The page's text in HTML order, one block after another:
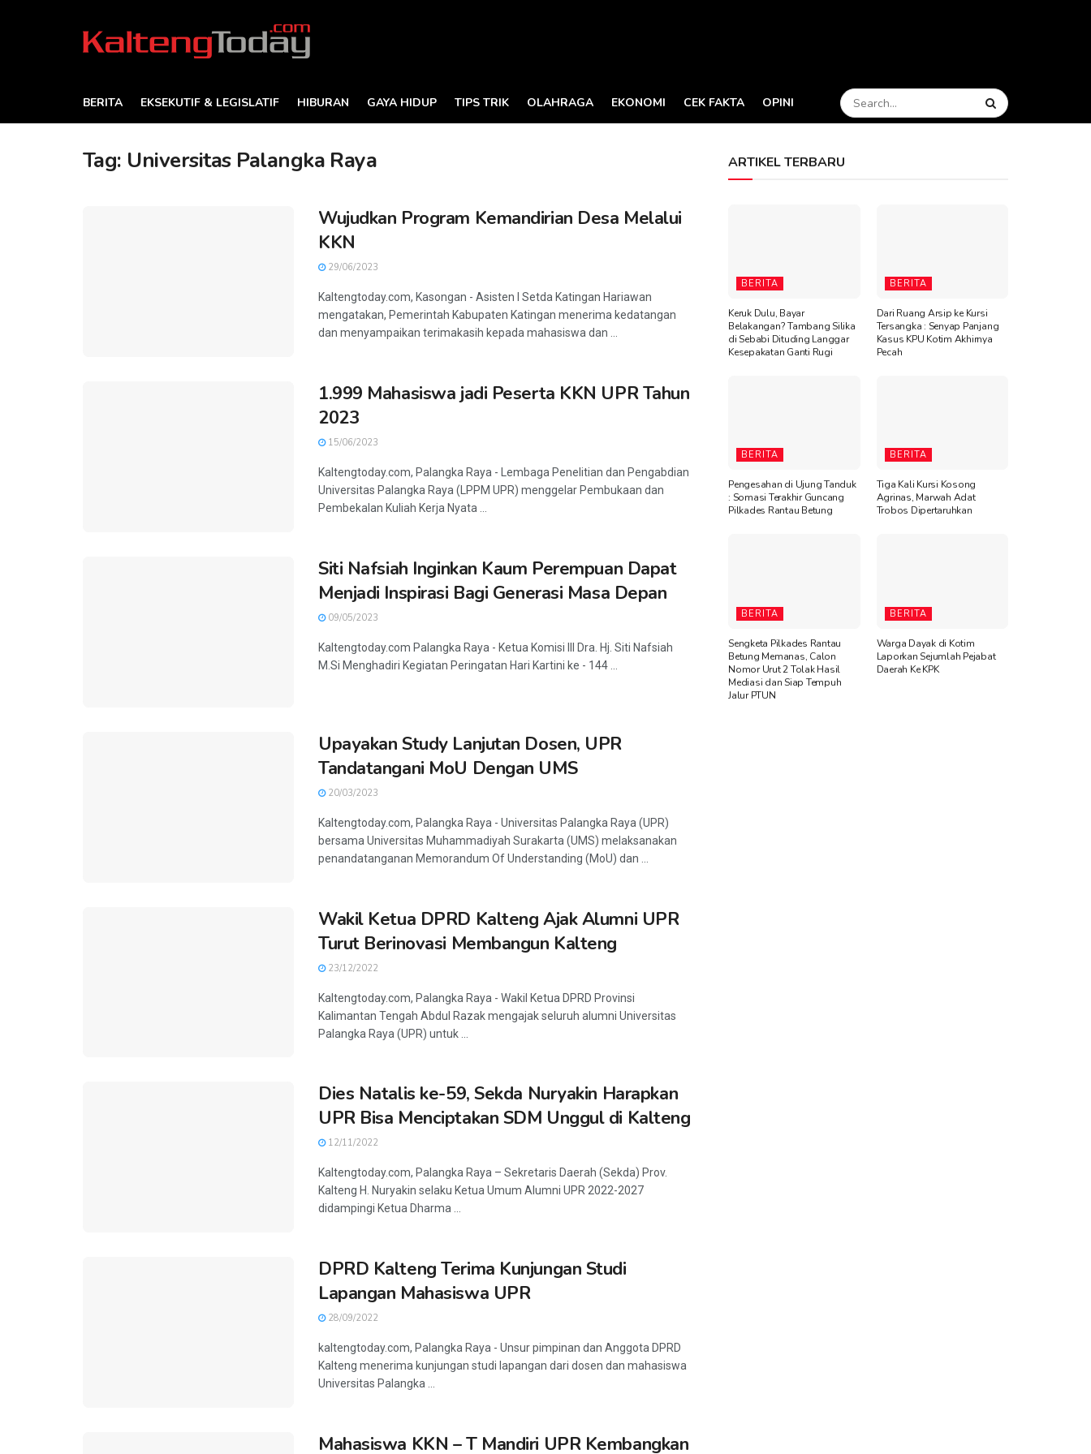
BERITA EKSEKUTIF & LEGISLATIF HIBURAN GAYA HIDUP TIPS TRIK OLAHRAGA EKONOMI CEK FAKTA OPINI
Tag: Universitas Palangka Raya
Wujudkan Program Kemandirian Desa Melalui
KKN
29/06/2023
Kaltengtoday.com, Kasongan - Asisten I Setda Katingan Hariawan
mengatakan, Pemerintah Kabupaten Katingan menerima kedatangan
dan menyampaikan terimakasih kepada mahasiswa dan ...
1.999 Mahasiswa jadi Peserta KKN UPR Tahun
2023
15/06/2023
Kaltengtoday.com, Palangka Raya - Lembaga Penelitian dan Pengabdian
Universitas Palangka Raya (LPPM UPR) menggelar Pembukaan dan
Pembekalan Kuliah Kerja Nyata ...
Siti Nafsiah Inginkan Kaum Perempuan Dapat
Menjadi Inspirasi Bagi Generasi Masa Depan
09/05/2023
Kaltengtoday.com Palangka Raya - Ketua Komisi III Dra. Hj. Siti Nafsiah
M.Si Menghadiri Kegiatan Peringatan Hari Kartini ke - 144 ...
Upayakan Study Lanjutan Dosen, UPR
Tandatangani MoU Dengan UMS
20/03/2023
Kaltengtoday.com, Palangka Raya - Universitas Palangka Raya (UPR)
bersama Universitas Muhammadiyah Surakarta (UMS) melaksanakan
penandatanganan Memorandum Of Understanding (MoU) dan ...
Wakil Ketua DPRD Kalteng Ajak Alumni UPR
Turut Berinovasi Membangun Kalteng
23/12/2022
Kaltengtoday.com, Palangka Raya - Wakil Ketua DPRD Provinsi
Kalimantan Tengah Abdul Razak mengajak seluruh alumni Universitas
Palangka Raya (UPR) untuk ...
Dies Natalis ke-59, Sekda Nuryakin Harapkan
UPR Bisa Menciptakan SDM Unggul di Kalteng
12/11/2022
Kaltengtoday.com, Palangka Raya – Sekretaris Daerah (Sekda) Prov.
Kalteng H. Nuryakin selaku Ketua Umum Alumni UPR 2022-2027
didampingi Ketua Dharma ...
DPRD Kalteng Terima Kunjungan Studi
Lapangan Mahasiswa UPR
28/09/2022
kaltengtoday.com, Palangka Raya - Unsur pimpinan dan Anggota DPRD
Kalteng menerima kunjungan studi lapangan dari dosen dan mahasiswa
Universitas Palangka ...
Mahasiswa KKN – T Mandiri UPR Kembangkan
ARTIKEL TERBARU
BERITA
Keruk Dulu, Bayar
Belakangan? Tambang Silika
di Sebabi Dituding Langgar
Kesepakatan Ganti Rugi
BERITA
Dari Ruang Arsip ke Kursi
Tersangka : Senyap Panjang
Kasus KPU Kotim Akhirnya
Pecah
BERITA
Pengesahan di Ujung Tanduk
: Somasi Terakhir Guncang
Pilkades Rantau Betung
BERITA
Tiga Kali Kursi Kosong
Agrinas, Marwah Adat
Trobos Dipertaruhkan
BERITA
Sengketa Pilkades Rantau
Betung Memanas, Calon
Nomor Urut 2 Tolak Hasil
Mediasi dan Siap Tempuh
Jalur PTUN
BERITA
Warga Dayak di Kotim
Laporkan Sejumlah Pejabat
Daerah Ke KPK